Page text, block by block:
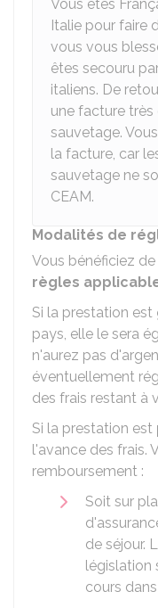
Vous êtes
Italie pour faire
vous vous
êtes secouru
italiens. De
une facture
sauvetage.
la facture, car
sauvetage ne
CEAM.
Modalités de
Vous bénéficiez
règles
Si la prestation est
pays, elle le sera
n'aurez pas
éventuellement
des frais restant à
Si la prestation est
l'avance des frais.
remboursement :
Soit sur
de séjour.
législation
cours